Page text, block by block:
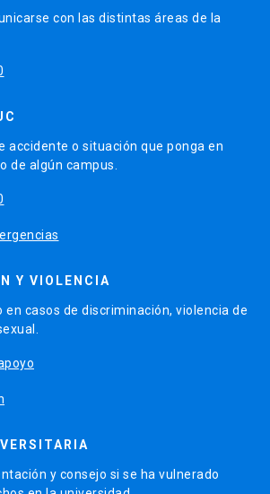
con las distintas áreas de la
accidente o situación que ponga en
de algún campus.
Y VIOLENCIA
en casos de discriminación, violencia de
y consejo si se ha vulnerado